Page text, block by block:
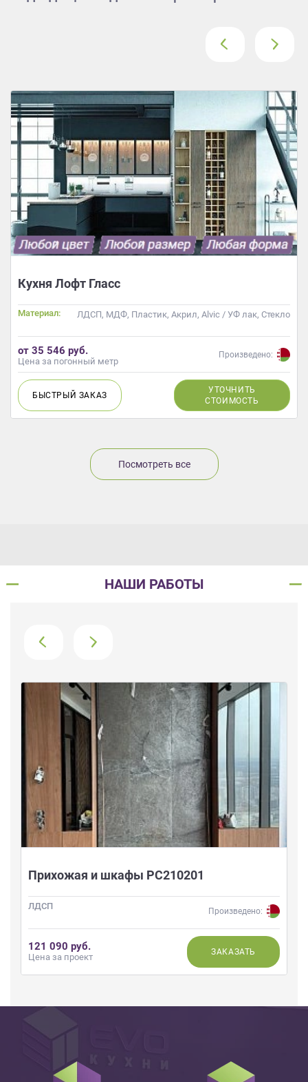
Кухня Лофт Гласс
Материал: ЛДСП, МДФ, Пластик, Акрил, Alvic / УФ лак, Стекло
от 35 546 руб.
Цена за погонный метр
Произведено:
БЫСТРЫЙ ЗАКАЗ
УТОЧНИТЬ
СТОИМОСТЬ
Посмотреть все
НАШИ РАБОТЫ
Прихожая и шкафы РС210201
ЛДСП Произведено:
121 090 руб.
Цена за проект ЗАКАЗАТЬ